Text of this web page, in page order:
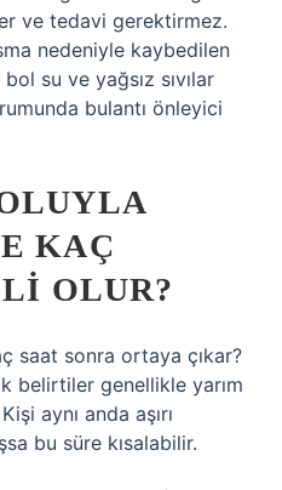
ve tedavi gerektirmez.
nedeniyle kaybedilen
su ve yağsız sıvılar
bulantı önleyici
KAÇ
OLUR?
saat sonra ortaya çıkar?
belirtiler genellikle yarım
aynı anda aşırı
bu süre kısalabilir.